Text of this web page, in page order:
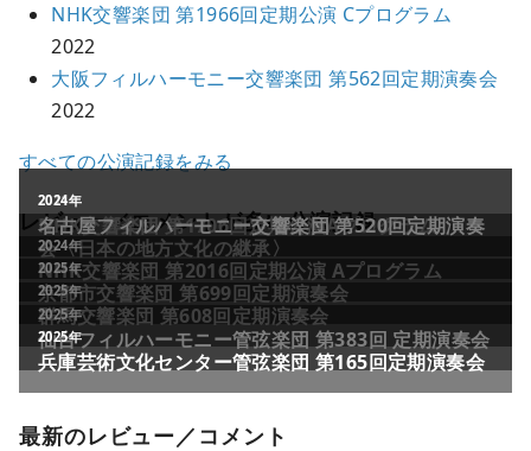
NHK交響楽団 第1966回定期公演 Cプログラム
2022
大阪フィルハーモニー交響楽団 第562回定期演奏会
2022
すべての公演記録をみる
レビュー／コメントが多い公演記録
2011年
NHK交響楽団 第1706回定期公演Aプログラム
2024年
名古屋フィルハーモニー交響楽団 第520回定期演奏
会〈日本の地方文化の継承〉
2024年
NHK交響楽団 第2016回定期公演 Aプログラム
2025年
京都市交響楽団 第699回定期演奏会
2025年
群馬交響楽団 第608回定期演奏会
2025年
仙台フィルハーモニー管弦楽団 第383回 定期演奏会
2025年
兵庫芸術文化センター管弦楽団 第165回定期演奏会
最新のレビュー／コメント